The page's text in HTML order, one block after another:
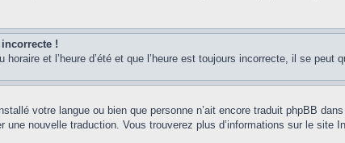
!
et l’heure d’été et que l’heure est toujours incorrecte, il se
votre langue ou bien que personne n’ait encore traduit phpBB
une nouvelle traduction. Vous trouverez plus d’informations sur le site